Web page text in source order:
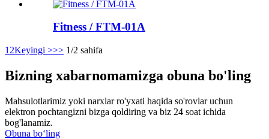
Fitness / FTM-01A
1 2Keyingi >>> 1/2 sahifa
Bizning xabarnomamizga obuna bo'ling
Mahsulotlarimiz yoki narxlar ro'yxati haqida so'rovlar uchun
elektron pochtangizni bizga qoldiring va biz 24 soat ichida
bog'lanamiz.
Obuna boʻling